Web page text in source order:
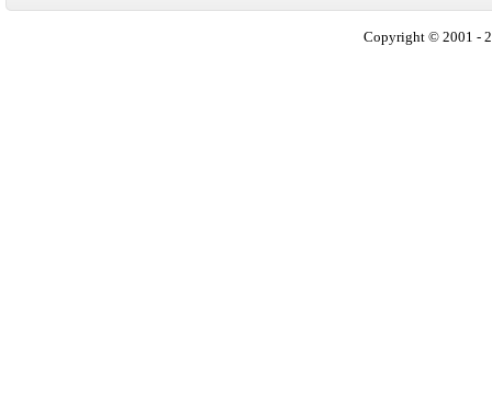
Copyright © 2001 -